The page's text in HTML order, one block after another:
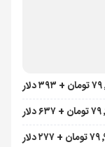
دلار
دلار
دلار